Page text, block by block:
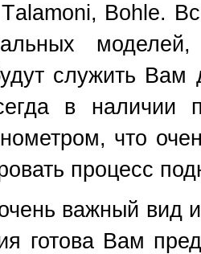
Talamoni, Bohle.
служить Вам
в наличии
что
процесс
важный вид
готова Вам